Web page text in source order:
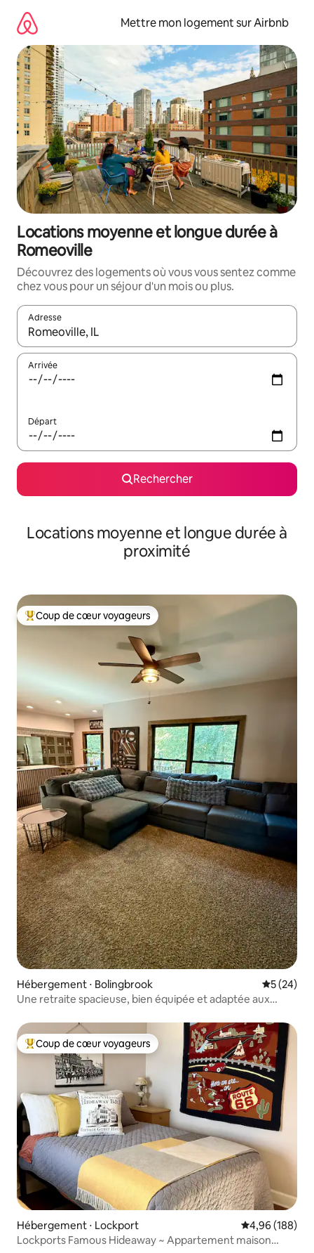
directement
contenu
Mettre mon logement sur Airbnb
Locations moyenne et longue durée à
Romeoville
Découvrez des logements où vous vous sentez comme
chez vous pour un séjour d'un mois ou plus.
Adresse
Lorsque les résultats s'affichent, utilisez les flèches vers le
Arrivée
Départ
Rechercher
Locations moyenne et longue durée à
proximité
Coups de cœur voyageurs les plus appréciés
Coup de cœur voyageurs
Hébergement ⋅ Bolingbrook
5 (24)
Une retraite spacieuse, bien équipée et adaptée aux
Coups de cœur voyageurs les plus appréciés
Coup de cœur voyageurs
Hébergement ⋅ Lockport Évaluation
4,96 (188)
Lockports Famous Hideaway ~ Appartement maison